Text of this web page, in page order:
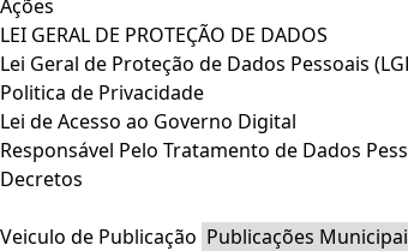
Ações
LEI GERAL DE PROTEÇÃO DE DADOS
Lei Geral de Proteção de Dados Pessoais
Politica de Privacidade
Lei de Acesso ao Governo Digital
Responsável Pelo Tratamento de Dados
Decretos
Veiculo de Publicação